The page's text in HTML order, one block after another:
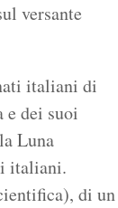
versante
italiani di
e dei suoi
Luna
italiani.
di un